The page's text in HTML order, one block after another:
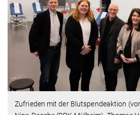
Zufrieden mit der Blutspendeaktion